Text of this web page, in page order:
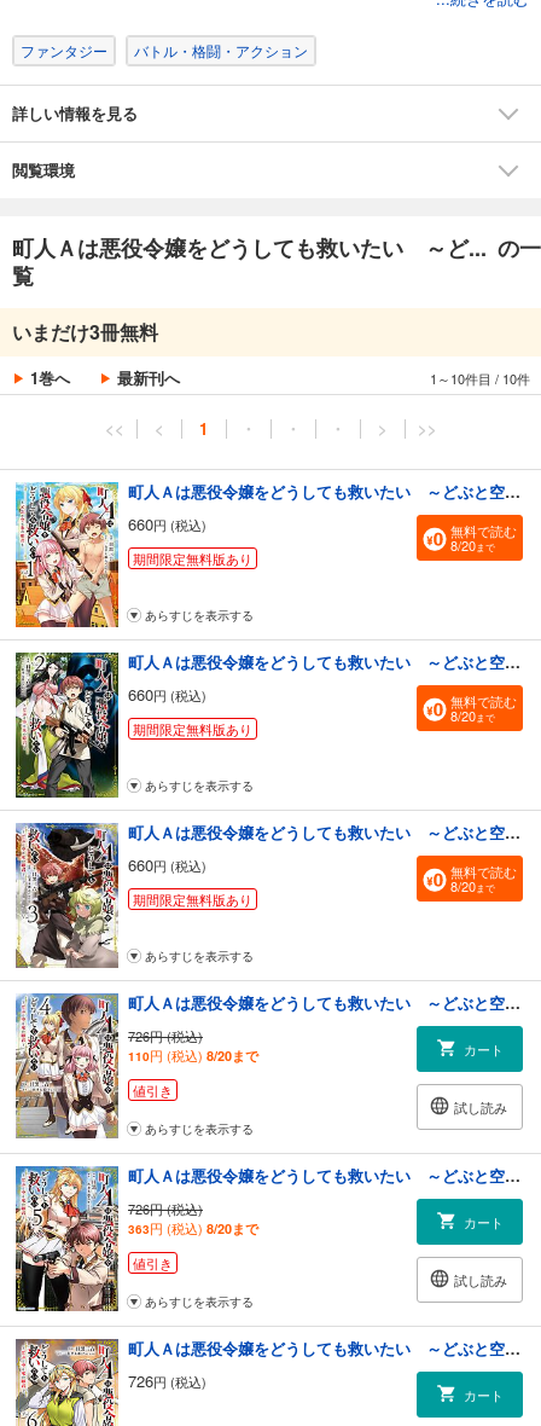
ファンタジー バトル・格闘・アクション
詳しい情報を見る
閲覧環境
町人Ａは悪役令嬢をどうしても救いたい ～ど... の一
覧
いまだけ3冊無料
1巻へ 最新刊へ 1～10件目 / 10件
<< < 1 ・ ・ ・ > >>
町人Ａは悪役令嬢をどうしても救いたい ～どぶと空と氷の姫君～１
660円 (税込)
期間限定無料版あり
無料で読む
8/20まで
あらすじを表示する
町人Ａは悪役令嬢をどうしても救いたい ～どぶと空と氷の姫君～２
660円 (税込)
期間限定無料版あり
無料で読む
8/20まで
あらすじを表示する
町人Ａは悪役令嬢をどうしても救いたい ～どぶと空と氷の姫君～３
660円 (税込)
期間限定無料版あり
無料で読む
8/20まで
あらすじを表示する
町人Ａは悪役令嬢をどうしても救いたい ～どぶと空と氷の姫君～４
726円 (税込)
110円 (税込) 8/20まで
値引き
カート
試し読み
あらすじを表示する
町人Ａは悪役令嬢をどうしても救いたい ～どぶと空と氷の姫君～５【電子書店共通特典イラスト付】
726円 (税込)
363円 (税込) 8/20まで
値引き
カート
試し読み
あらすじを表示する
町人Ａは悪役令嬢をどうしても救いたい ～どぶと空と氷の姫君～６【電子書店共通特典イラスト付】
726円 (税込)
カート